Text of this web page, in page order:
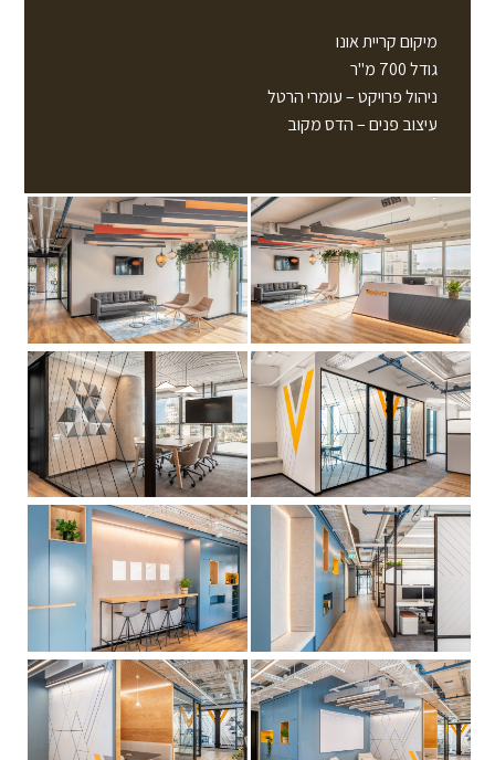
מיקום קריית אונו
גודל 700 מ"ר
ניהול פרויקט – עומרי הרטל
עיצוב פנים – הדס מקוב